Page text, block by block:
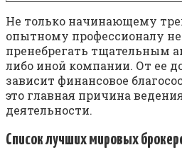
Не только начинающему
опытному профессионалу
пренебрегать тщательным
либо иной компании. От ее
зависит финансовое
это главная причина
деятельности.
Список лучших мировых